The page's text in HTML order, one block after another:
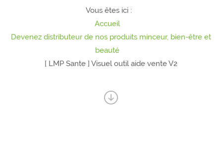
Vous êtes ici :
Accueil
Devenez distributeur de nos produits minceur, bien-être et
beauté
[ LMP Sante ] Visuel outil aide vente V2